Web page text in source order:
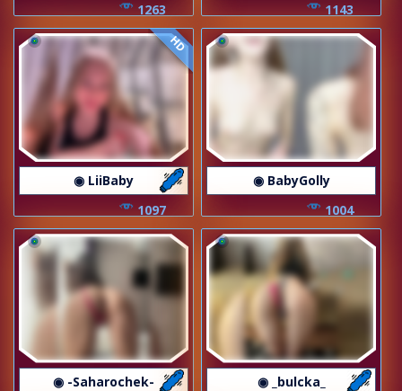
1263
1143
HD
◉ LiiBaby
1097
◉ BabyGolly
1004
◉ -Saharochek-
◉ _bulcka_